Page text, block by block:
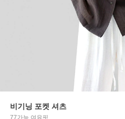
비기닝 포켓 셔츠